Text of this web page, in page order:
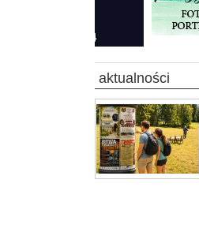
aktualności